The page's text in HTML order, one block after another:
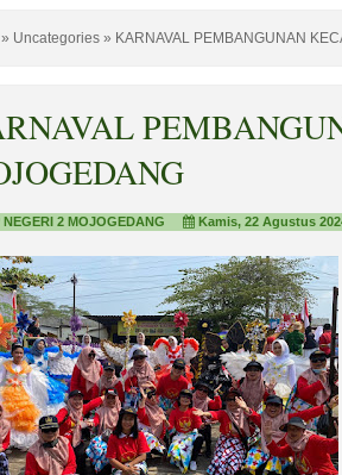
» Uncategories » KARNAVAL PEMBANGUNAN
NEGERI 2 MOJOGEDANG Kamis, 22 Agustus